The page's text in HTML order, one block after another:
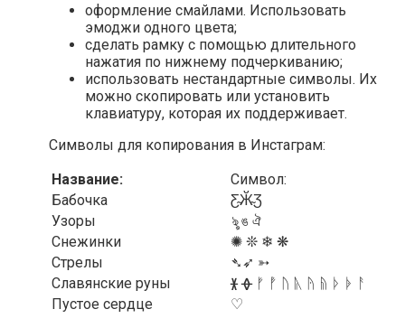
оформление смайлами. Использовать
эмоджи одного цвета;
сделать рамку с помощью длительного
нажатия по нижнему подчеркиванию;
использовать нестандартные символы. Их
можно скопировать или установить
клавиатуру, которая их поддерживает.
Символы для копирования в Инстаграм:
Название:
Символ:
Бабочка
Ƹ̴Ӂ̴Ʒ
Узоры
ৡ ঙ ঐ
Снежинки
✺ ❊ ❄ ❋
Стрелы
➴➶ ➳
Славянские руны
ᚕ ᚖ ᚠ ᚡ ᚢ ᚣ ᚤ ᚥ ᚦ ᚧ ᚨ
Пустое сердце
♡